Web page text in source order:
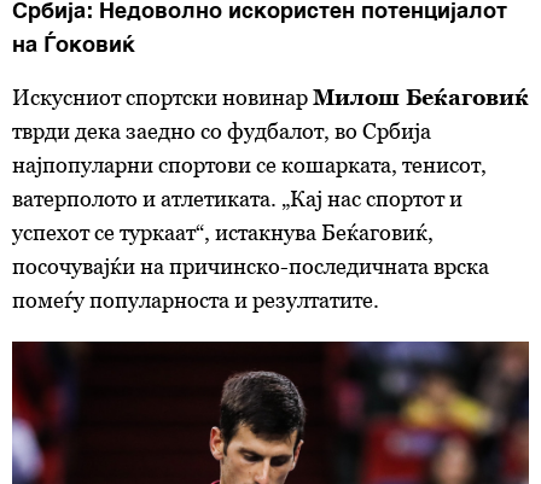
Србија: Недоволно искористен потенцијалот
на Ѓоковиќ
Искусниот спортски новинарМилош Беќаговиќ
тврди дека заедно со фудбалот, во Србија
најпопуларни спортови се кошарката, тенисот,
ватерполото и атлетиката. „Кај нас спортот и
успехот се туркаат“, истакнува Беќаговиќ,
посочувајќи на причинско-последичната врска
помеѓу популарноста и резултатите.